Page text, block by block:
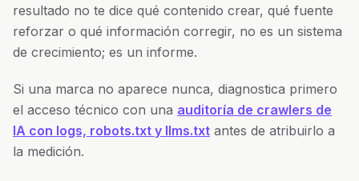
resultado no te dice qué contenido crear, qué fuente
reforzar o qué información corregir, no es un sistema
de crecimiento; es un informe.
Si una marca no aparece nunca, diagnostica primero
el acceso técnico con una auditoría de crawlers de
IA con logs, robots.txt y llms.txt antes de atribuirlo a
la medición.